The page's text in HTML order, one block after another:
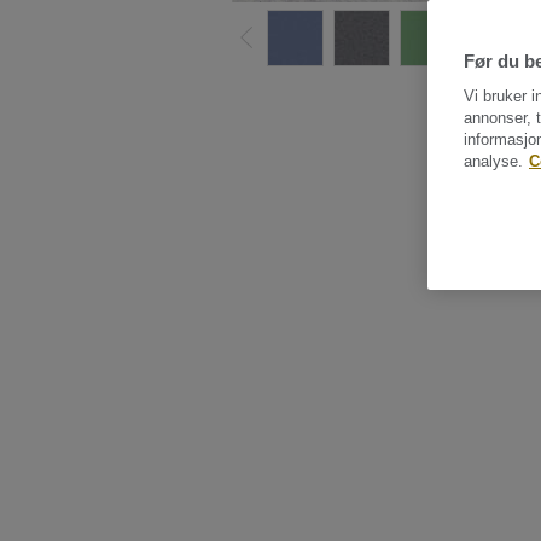
Før du
Vi bruker
annonser,
analyse.